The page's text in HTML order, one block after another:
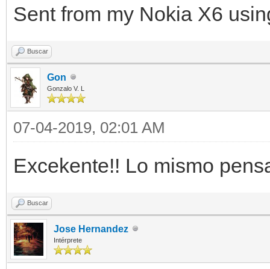
Sent from my Nokia X6
Buscar
Gon
Gonzalo V. L
07-04-2019, 02:01 AM
Excekente!! Lo mismo
Buscar
Jose Hernandez
Intérprete